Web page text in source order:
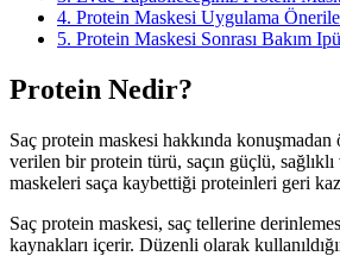
4. Protein Maskesi Uygulama
5. Protein Maskesi Sonrası Bakım
Protein Nedir?
Saç protein maskesi hakkında
verilen bir protein türü, saçın güçlü,
maskeleri saça kaybettiği proteinleri geri
Saç protein maskesi, saç tellerine
kaynakları içerir. Düzenli olarak